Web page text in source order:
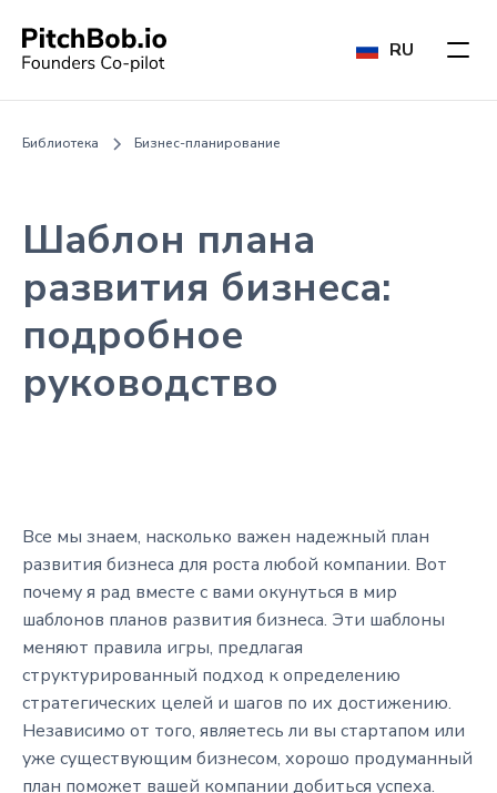
RU
Библиотека Бизнес-планирование
Шаблон плана
развития бизнеса:
подробное
руководство
Все мы знаем, насколько важен надежный план
развития бизнеса для роста любой компании. Вот
почему я рад вместе с вами окунуться в мир
шаблонов планов развития бизнеса. Эти шаблоны
меняют правила игры, предлагая
структурированный подход к определению
стратегических целей и шагов по их достижению.
Независимо от того, являетесь ли вы стартапом или
уже существующим бизнесом, хорошо продуманный
план поможет вашей компании добиться успеха.